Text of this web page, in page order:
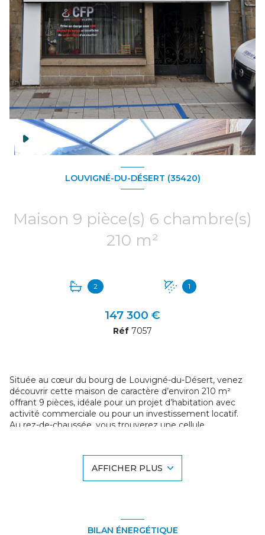
LOUVIGNÉ-DU-DÉSERT (35420)
Maison 9 pièce(s) 6 chambre(s)
210 m²
2 1
147 300 €
Réf 7057
Située au cœur du bourg de Louvigné-du-Désert, venez
découvrir cette maison de caractère d’environ 210 m²
offrant 9 pièces, idéale pour un projet d’habitation avec
activité commerciale ou pour un investissement locatif.
Au rez-de-chaussée, vous trouverez une cellule
belle visibilité pour une activité professionnelle ou un
La partie habitation se compose d’une cuisine très
de vie complètent ce niveau, dont une avec cheminée à
AFFICHER PLUS
BILAN ÉNERGÉTIQUE